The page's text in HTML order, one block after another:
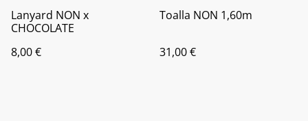
Lanyard NON x
CHOCOLATE
8,00 €
Toalla NON 1,60m
31,00 €